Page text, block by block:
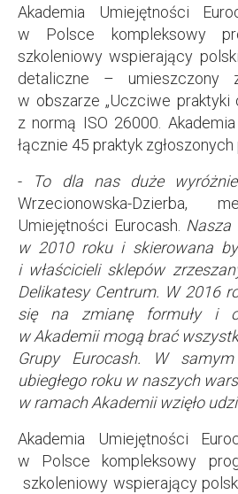
Akademia Umiejętności
w Polsce kompleksowy
szkoleniowy wspierający
detaliczne – umieszczony
w obszarze „Uczciwe praktyki
z normą ISO 26000.
łącznie 45 praktyk
-
To dla nas duże
Wrzecionowska-Dzierba,
Umiejętności Eurocash. Nasza
w 2010 roku i skierowana
i właścicieli sklepów
Delikatesy Centrum. W 2016
się na zmianę formuły i
w Akademii mogą brać
Grupy Eurocash. W
ubiegłego roku w naszych
w ramach Akademii wzięło
Akademia Umiejętności
w Polsce kompleksowy
szkoleniowy wspierający